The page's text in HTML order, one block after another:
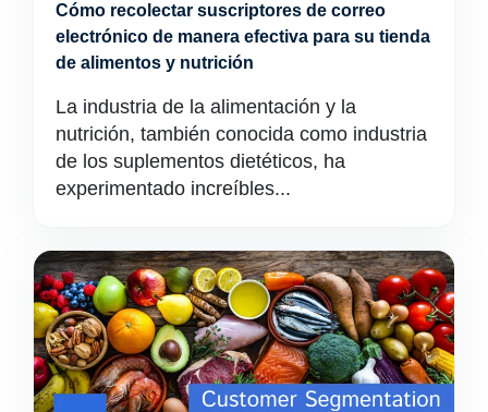
Cómo recolectar suscriptores de correo
electrónico de manera efectiva para su tienda
de alimentos y nutrición
La industria de la alimentación y la
nutrición, también conocida como industria
de los suplementos dietéticos, ha
experimentado increíbles...